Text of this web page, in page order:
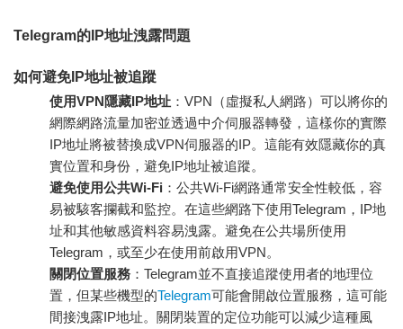
Telegram的IP地址洩露問題
如何避免IP地址被追蹤
使用VPN隱藏IP地址 ：VPN（虛擬私人網路）可以將你的
網際網路流量加密並透過中介伺服器轉發，這樣你的實際
IP地址將被替換成VPN伺服器的IP。這能有效隱藏你的真
實位置和身份，避免IP地址被追蹤。
避免使用公共Wi-Fi ：公共Wi-Fi網路通常安全性較低，容
易被駭客攔截和監控。在這些網路下使用Telegram，IP地
址和其他敏感資料容易洩露。避免在公共場所使用
Telegram，或至少在使用前啟用VPN。
關閉位置服務 ：Telegram並不直接追蹤使用者的地理位
置，但某些機型的Telegram可能會開啟位置服務，這可能
間接洩露IP地址。關閉裝置的定位功能可以減少這種風